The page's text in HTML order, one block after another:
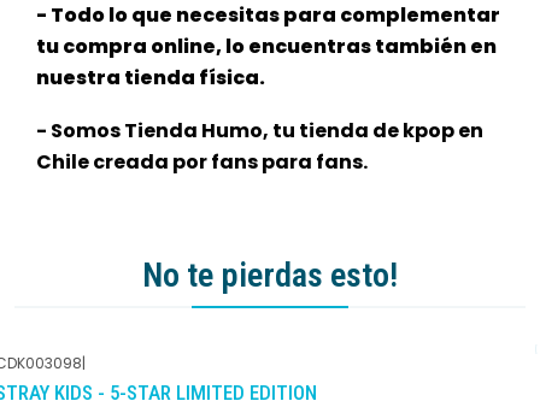
- Todo lo que necesitas para complementar
tu compra online, lo encuentras también en
nuestra tienda física.
- Somos Tienda Humo, tu tienda de kpop en
Chile creada por fans para fans.
No te pierdas esto!
-20%DCTO
|
KIDS - 5-STAR LIMITED EDITION